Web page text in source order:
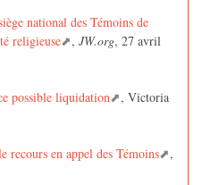
national des Témoins de
religieuse
, JW.org, 27 avril
possible liquidation
, Victoria
recours en appel des Témoins
,